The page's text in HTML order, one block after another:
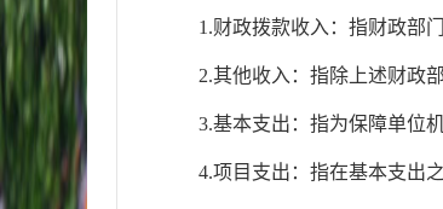
1.财政拨款收入：指财政部
2.其他收入：指除上述财政
3.基本支出：指为保障单位
4.项目支出：指在基本支出